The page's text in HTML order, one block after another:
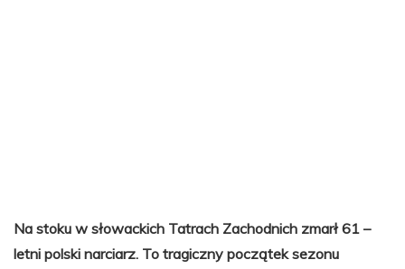
Na stoku w słowackich Tatrach Zachodnich zmarł 61 –
letni polski narciarz. To tragiczny początek sezonu